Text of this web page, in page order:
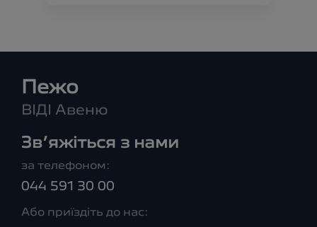
Пежо
ВІДІ Авеню
Зв’яжіться з нами
за телефоном:
044 591 30 00
Або приїздіть до нас: